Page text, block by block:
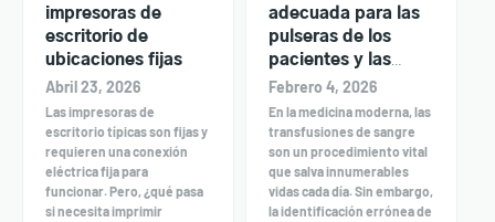
impresoras de
escritorio de
ubicaciones fijas
Abril 23, 2026
Las impresoras de
escritorio típicas son fijas y
requieren una conexión
eléctrica fija para
funcionar. Pero, ¿qué pasa
si necesita imprimir
adecuada para las
pulseras de los
pacientes y las
etiquetas de las
bolsas de sangre?
¿UHF o HF?
Febrero 4, 2026
En la medicina moderna, las
transfusiones de sangre
son un procedimiento vital
que salva innumerables
vidas cada día. Sin embargo,
la identificación errónea de